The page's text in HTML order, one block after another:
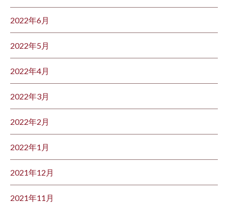
2022年6月
2022年5月
2022年4月
2022年3月
2022年2月
2022年1月
2021年12月
2021年11月